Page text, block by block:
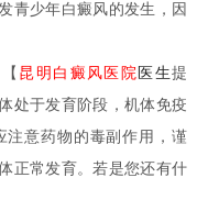
青少年白癜风的发生，因
【 昆明白癜风医院 医生提
处于发育阶段，机体免疫
注意药物的毒副作用，谨
正常发育。若是您还有什